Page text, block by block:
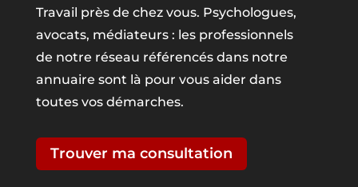
Travail près de chez vous. Psychologues,
avocats, médiateurs : les professionnels
de notre réseau référencés dans notre
annuaire sont là pour vous aider dans
toutes vos démarches.
Trouver ma consultation